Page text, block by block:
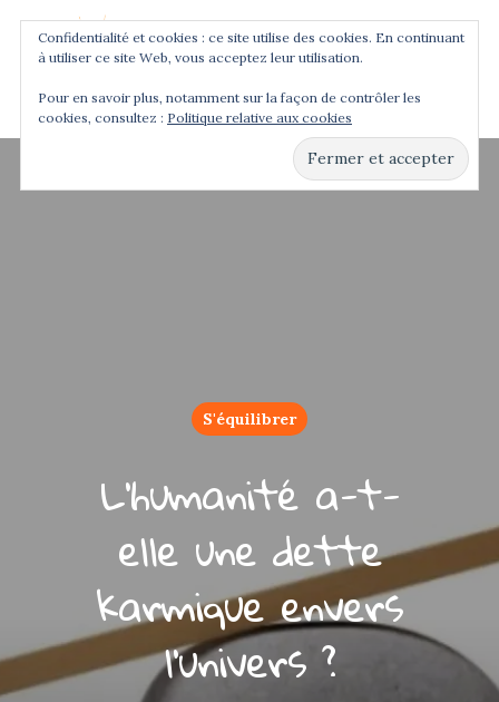
Hit enter to search or ESC to close
S'équilibrer
L’humanité a-t-
elle une dette
karmique envers
l’univers ?
Confidentialité et cookies : ce site utilise des cookies. En continuant
à utiliser ce site Web, vous acceptez leur utilisation.
Pour en savoir plus, notamment sur la façon de contrôler les
cookies, consultez : Politique relative aux cookies